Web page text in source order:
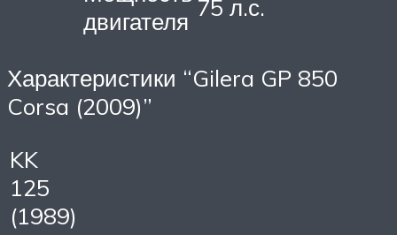
двигателя 75 л.с.
Характеристики “Gilera GP 850
Corsa (2009)”
KK
125
(1989)